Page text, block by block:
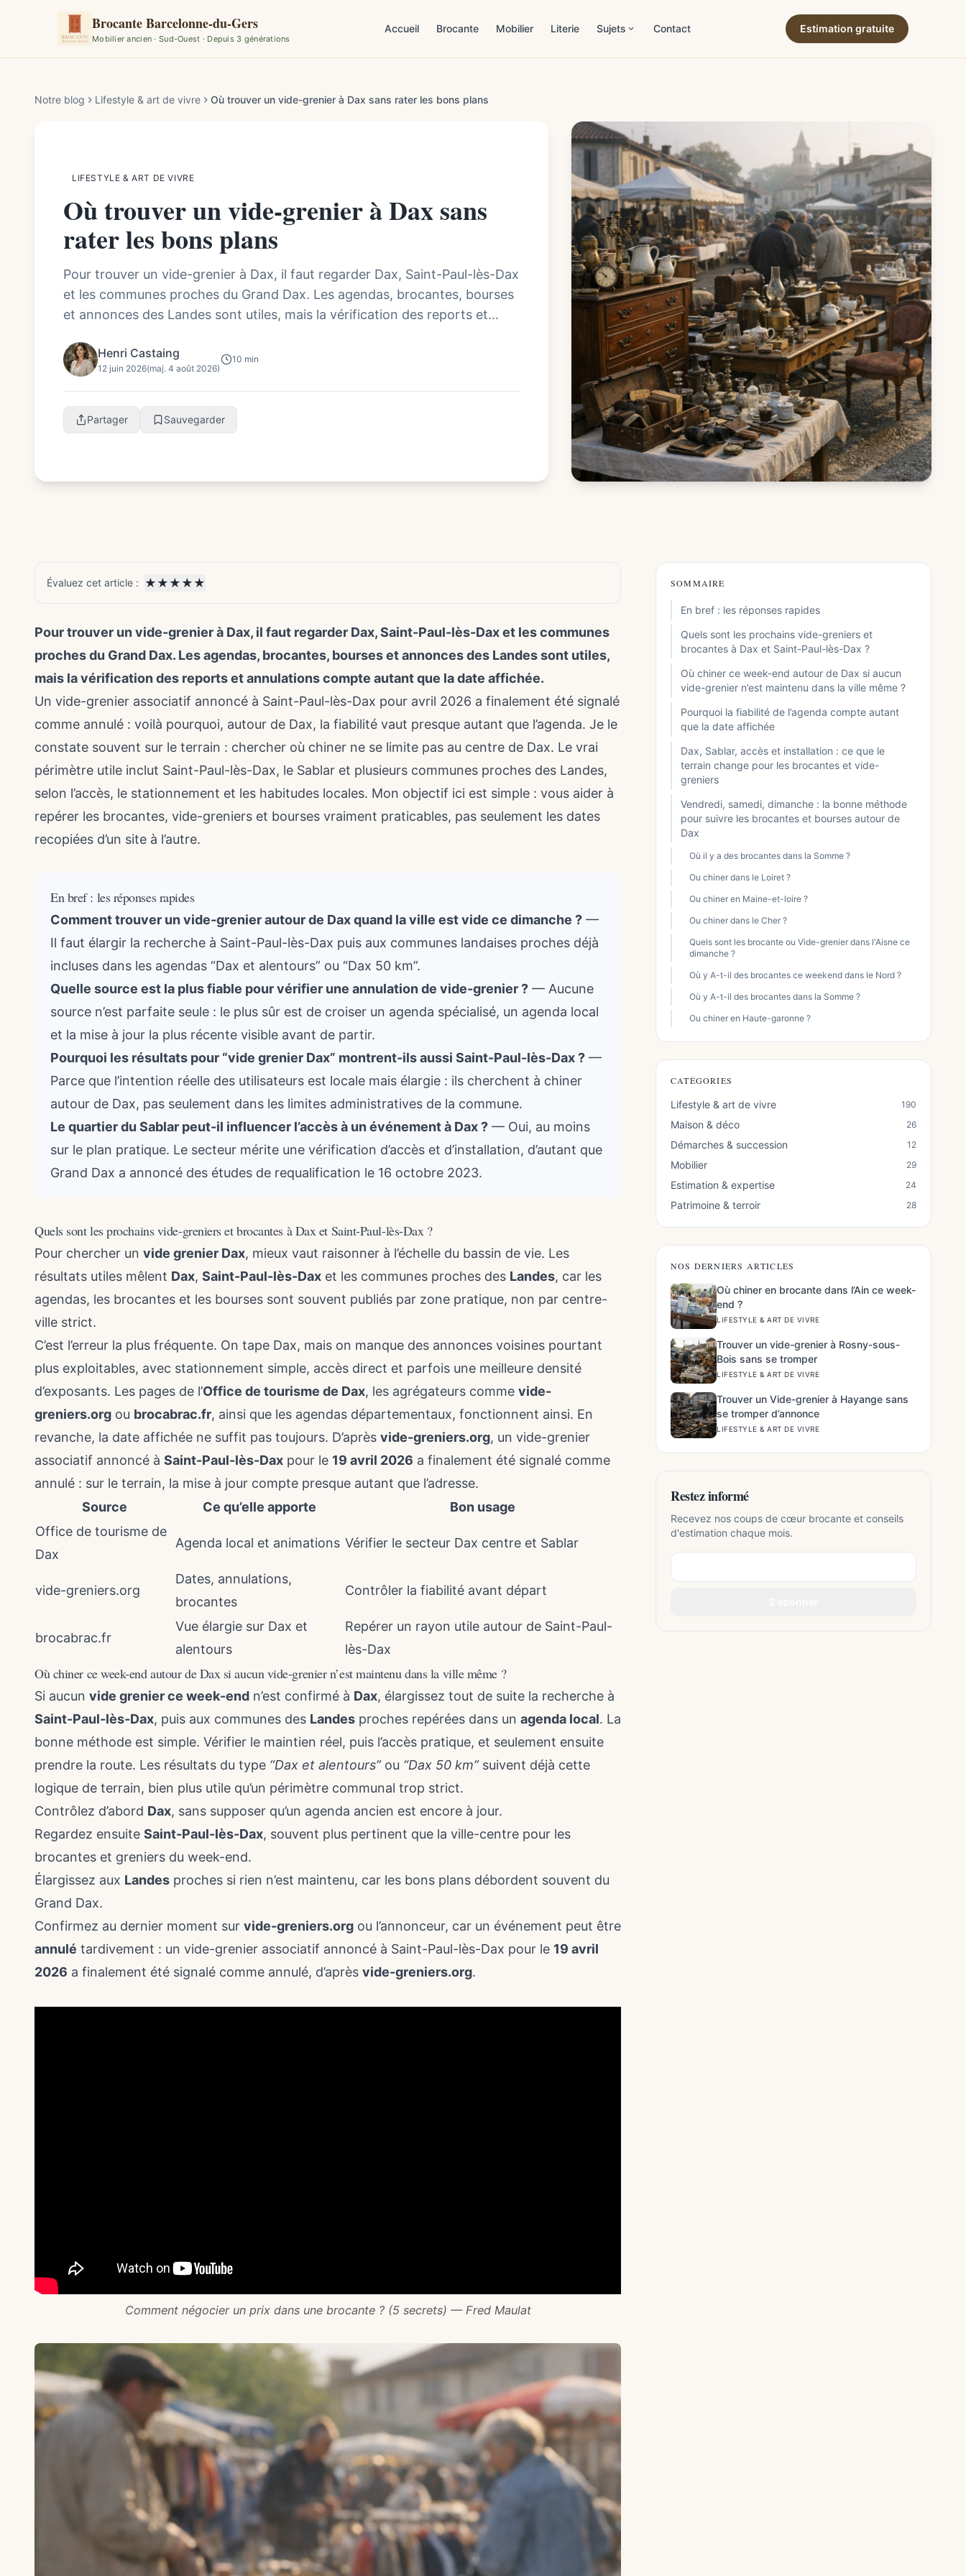
Brocante Barcelonne-du-Gers
Mobilier ancien · Sud-Ouest · Depuis 3 générations
Accueil Brocante Mobilier Literie Sujets
Mobilier
Démarches & succession →
Maison & déco →
Lifestyle & art de vivre →
Contact Estimation gratuite
Notre blog Lifestyle & art de vivre Où trouver un vide-grenier à Dax sans rater les bons plans
LIFESTYLE & ART DE VIVRE
Où trouver un vide-grenier à Dax sans
rater les bons plans
Pour trouver un vide-grenier à Dax, il faut regarder Dax, Saint-Paul-lès-Dax
et les communes proches du Grand Dax. Les agendas, brocantes, bourses
et annonces des Landes sont utiles, mais la vérification des reports et
Henri Castaing
12 juin 2026(maj. 4 août 2026)
10 min
Partager Sauvegarder
Évaluez cet article : ★ ★ ★ ★ ★
Pour trouver un vide-grenier à Dax, il faut regarder Dax, Saint-Paul-lès-Dax et les communes
proches du Grand Dax. Les agendas, brocantes, bourses et annonces des Landes sont utiles,
mais la vérification des reports et annulations compte autant que la date affichée.
Un vide-grenier associatif annoncé à Saint-Paul-lès-Dax pour avril 2026 a finalement été signalé
comme annulé : voilà pourquoi, autour de Dax, la fiabilité vaut presque autant que l’agenda. Je le
constate souvent sur le terrain : chercher où chiner ne se limite pas au centre de Dax. Le vrai
périmètre utile inclut Saint-Paul-lès-Dax, le Sablar et plusieurs communes proches des Landes,
selon l’accès, le stationnement et les habitudes locales. Mon objectif ici est simple : vous aider à
repérer les brocantes, vide-greniers et bourses vraiment praticables, pas seulement les dates
recopiées d’un site à l’autre.
En bref : les réponses rapides
Comment trouver un vide-grenier autour de Dax quand la ville est vide ce dimanche ? —
Il faut élargir la recherche à Saint-Paul-lès-Dax puis aux communes landaises proches déjà
incluses dans les agendas “Dax et alentours” ou “Dax 50 km”.
Quelle source est la plus fiable pour vérifier une annulation de vide-grenier ? — Aucune
source n’est parfaite seule : le plus sûr est de croiser un agenda spécialisé, un agenda local
et la mise à jour la plus récente visible avant de partir.
Pourquoi les résultats pour “vide grenier Dax” montrent-ils aussi Saint-Paul-lès-Dax ? —
Parce que l’intention réelle des utilisateurs est locale mais élargie : ils cherchent à chiner
autour de Dax, pas seulement dans les limites administratives de la commune.
Le quartier du Sablar peut-il influencer l’accès à un événement à Dax ? — Oui, au moins
sur le plan pratique. Le secteur mérite une vérification d’accès et d’installation, d’autant que
Grand Dax a annoncé des études de requalification le 16 octobre 2023.
Quels sont les prochains vide-greniers et brocantes à Dax et Saint-Paul-lès-Dax ?
Pour chercher un vide grenier Dax, mieux vaut raisonner à l’échelle du bassin de vie. Les
résultats utiles mêlent Dax, Saint-Paul-lès-Dax et les communes proches des Landes, car les
agendas, les brocantes et les bourses sont souvent publiés par zone pratique, non par centre-
ville strict.
C’est l’erreur la plus fréquente. On tape Dax, mais on manque des annonces voisines pourtant
plus exploitables, avec stationnement simple, accès direct et parfois une meilleure densité
d’exposants. Les pages de l’Office de tourisme de Dax, les agrégateurs comme vide-
greniers.org ou brocabrac.fr, ainsi que les agendas départementaux, fonctionnent ainsi. En
revanche, la date affichée ne suffit pas toujours. D’après vide-greniers.org, un vide-grenier
associatif annoncé à Saint-Paul-lès-Dax pour le 19 avril 2026 a finalement été signalé comme
annulé : sur le terrain, la mise à jour compte presque autant que l’adresse.
Source
Ce qu’elle apporte
Bon usage
Office de tourisme de
Dax
Agenda local et animations Vérifier le secteur Dax centre et Sablar
vide-greniers.org
Dates, annulations,
brocantes
Contrôler la fiabilité avant départ
brocabrac.fr
Vue élargie sur Dax et
alentours
Repérer un rayon utile autour de Saint-Paul-
lès-Dax
Où chiner ce week-end autour de Dax si aucun vide-grenier n’est maintenu dans la ville même ?
Si aucun vide grenier ce week-end n’est confirmé à Dax, élargissez tout de suite la recherche à
Saint-Paul-lès-Dax, puis aux communes des Landes proches repérées dans un agenda local. La
bonne méthode est simple. Vérifier le maintien réel, puis l’accès pratique, et seulement ensuite
prendre la route. Les résultats du type “Dax et alentours”ou “Dax 50 km”suivent déjà cette
logique de terrain, bien plus utile qu’un périmètre communal trop strict.
Contrôlez d’abord Dax, sans supposer qu’un agenda ancien est encore à jour.
Regardez ensuite Saint-Paul-lès-Dax, souvent plus pertinent que la ville-centre pour les
brocantes et greniers du week-end.
Élargissez aux Landes proches si rien n’est maintenu, car les bons plans débordent souvent du
Grand Dax.
Confirmez au dernier moment sur vide-greniers.org ou l’annonceur, car un événement peut être
annulé tardivement : un vide-grenier associatif annoncé à Saint-Paul-lès-Dax pour le 19 avril
2026 a finalement été signalé comme annulé, d’après vide-greniers.org.
Comment négocier un prix dans une brocante ? (5 secrets) — Fred Maulat
SOMMAIRE
En bref : les réponses rapides
Quels sont les prochains vide-greniers et
brocantes à Dax et Saint-Paul-lès-Dax ?
Où chiner ce week-end autour de Dax si aucun
vide-grenier n’est maintenu dans la ville même ?
Pourquoi la fiabilité de l’agenda compte autant
que la date affichée
Dax, Sablar, accès et installation : ce que le
terrain change pour les brocantes et vide-
greniers
Vendredi, samedi, dimanche : la bonne méthode
pour suivre les brocantes et bourses autour de
Dax
Où il y a des brocantes dans la Somme ?
Ou chiner dans le Loiret ?
Ou chiner en Maine-et-loire ?
Ou chiner dans le Cher ?
Quels sont les brocante ou Vide-grenier dans l'Aisne ce
dimanche ?
Où y A-t-il des brocantes ce weekend dans le Nord ?
Où y A-t-il des brocantes dans la Somme ?
Ou chiner en Haute-garonne ?
CATÉGORIES
Lifestyle & art de vivre 190
Maison & déco 26
Démarches & succession 12
Mobilier 29
Estimation & expertise 24
Patrimoine & terroir 28
NOS DERNIERS ARTICLES
Où chiner en brocante dans l’Ain ce week-
end ?
LIFESTYLE & ART DE VIVRE
Trouver un vide-grenier à Rosny-sous-
Bois sans se tromper
LIFESTYLE & ART DE VIVRE
Trouver un Vide-grenier à Hayange sans
se tromper d’annonce
LIFESTYLE & ART DE VIVRE
Restez informé
Recevez nos coups de cœur brocante et conseils
d'estimation chaque mois.